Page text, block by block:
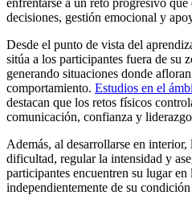
enfrentarse a un reto progresivo
decisiones, gestión emocional y
Desde el punto de vista del
sitúa a los participantes fuera de su
generando situaciones donde
comportamiento. Estudios en el
destacan que los retos físicos
comunicación, confianza y
Además, al desarrollarse en interior,
dificultad, regular la intensidad y
participantes encuentren su lugar en
independientemente de su